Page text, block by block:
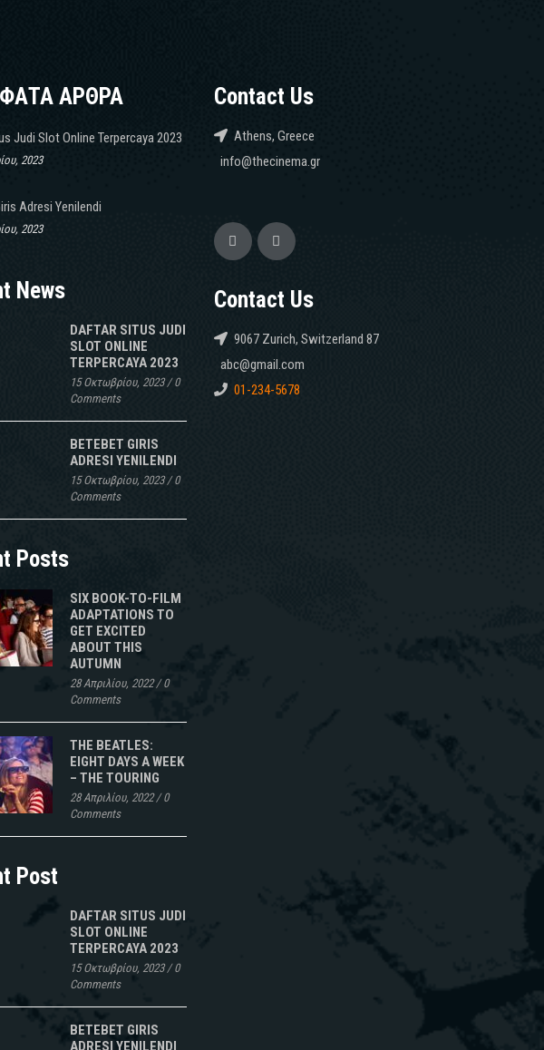
ΑΡΘΡΑ
Judi Slot Online Terpercaya 2023
2023
Adresi Yenilendi
2023
News
DAFTAR SITUS JUDI
SLOT ONLINE
TERPERCAYA 2023
15 Οκτωβρίου, 2023/0
Comments
BETEBET GIRIS
ADRESI YENILENDI
15 Οκτωβρίου, 2023/0
Comments
Posts
SIX BOOK-TO-FILM
ADAPTATIONS TO
GET EXCITED
ABOUT THIS
AUTUMN
28 Απριλίου, 2022/0
Comments
THE BEATLES:
EIGHT DAYS A WEEK
– THE TOURING
28 Απριλίου, 2022/0
Comments
Post
DAFTAR SITUS JUDI
SLOT ONLINE
TERPERCAYA 2023
15 Οκτωβρίου, 2023/0
Comments
BETEBET GIRIS
ADRESI YENILENDI
Contact Us
Athens, Greece
info@thecinema.gr
Contact Us
9067 Zurich, Switzerland 87
abc@gmail.com
01-234-5678